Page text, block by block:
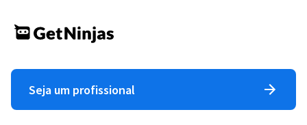
Seja um profissional